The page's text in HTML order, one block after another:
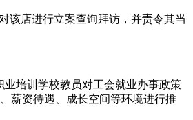
店进行立案查询拜访，并责令其当
培训学校教员对工会就业办事政策
薪资待遇、成长空间等环境进行推